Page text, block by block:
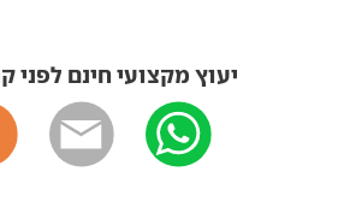
יעוץ מקצועי חינם לפני